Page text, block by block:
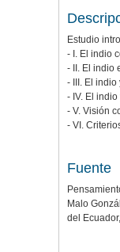
Estudio
- I. El indio
- II. El indio
- III. El indio
- IV. El
- V. Visión
- VI.
Fuente
Malo
del